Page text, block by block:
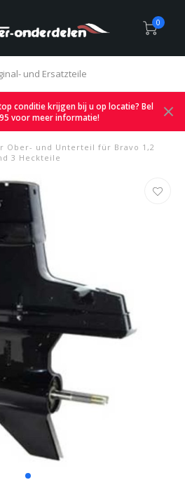
0
und Ersatzteile
conditie krijgen bij u op locatie? Bel
voor meer informatie!
Ober- und Unterteil für Bravo 1,2
3 Heckteile